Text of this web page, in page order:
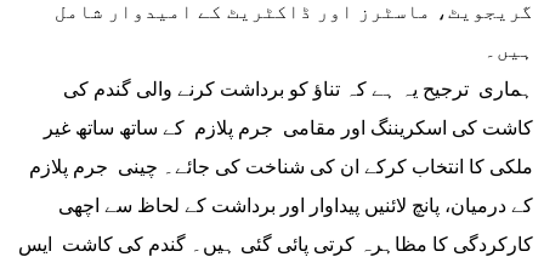
گریجویٹ، ماسٹرز اور ڈاکٹریٹ کے امیدوار شامل
ہیں۔
کاشت کی اسکریننگ اور مقامی جرم پلازم کے ساتھ ساتھ غیر
ملکی کا انتخاب کرکے ان کی شناخت کی جائے۔ چینی جرم پلازم
کے درمیان، پانچ لائنیں پیداوار اور برداشت کے لحاظ سے اچھی
کارکردگی کا مظاہرہ کرتی پائی گئی ہیں۔ گندم کی کاشت ایس